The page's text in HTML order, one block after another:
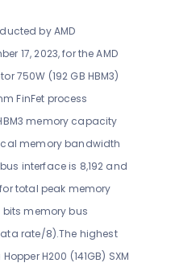
by AMD
17, 2023, for the AMD
750W (192 GB HBM3)
FinFet process
memory capacity
memory bandwidth
interface is 8,192 and
total peak memory
bits memory bus
rate/8).The highest
H200 (141GB) SXM